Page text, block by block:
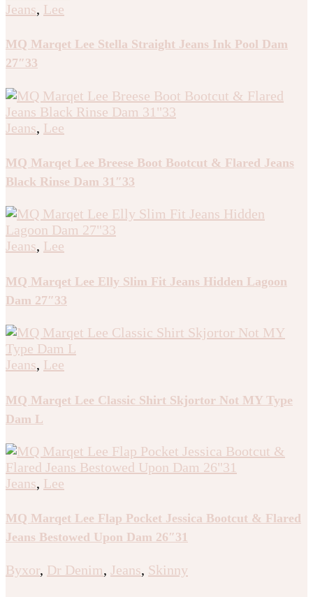
Jeans, Lee
MQ Marqet Lee Stella Straight Jeans Ink Pool Dam
27″33
Jeans, Lee
MQ Marqet Lee Breese Boot Bootcut & Flared Jeans
Black Rinse Dam 31″33
Jeans, Lee
MQ Marqet Lee Elly Slim Fit Jeans Hidden Lagoon
Dam 27″33
Jeans, Lee
MQ Marqet Lee Classic Shirt Skjortor Not MY Type
Dam L
Jeans, Lee
MQ Marqet Lee Flap Pocket Jessica Bootcut & Flared
Jeans Bestowed Upon Dam 26″31
Byxor, Dr Denim, Jeans, Skinny